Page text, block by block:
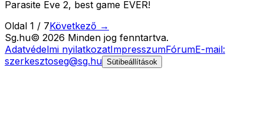
Parasite Eve 2, best game EVER!
Oldal 1 / 7Következő →
Sg.hu© 2026 Minden jog fenntartva.
Adatvédelmi nyilatkozatImpresszumFórumE-mail:
szerkesztoseg@sg.hu Sütibeállítások